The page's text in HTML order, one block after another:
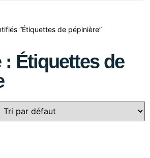
“Étiquettes de pépinière”
: Étiquettes de